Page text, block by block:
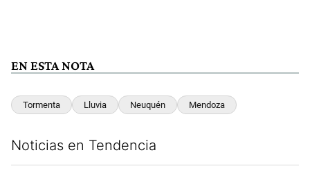
EN ESTA NOTA
Tormenta Lluvia Neuquén Mendoza
Noticias en Tendencia